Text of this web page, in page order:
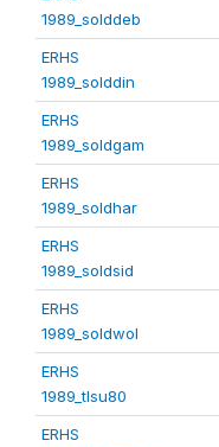
1989_solddeb
ERHS
1989_solddin
ERHS
1989_soldgam
ERHS
1989_soldhar
ERHS
1989_soldsid
ERHS
1989_soldwol
ERHS
1989_tlsu80
ERHS